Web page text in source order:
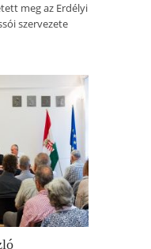
meg az Erdélyi
szervezete